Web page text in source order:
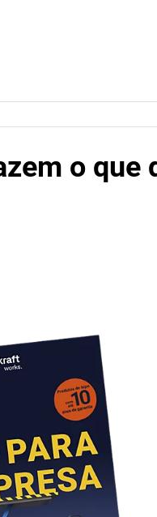
o que